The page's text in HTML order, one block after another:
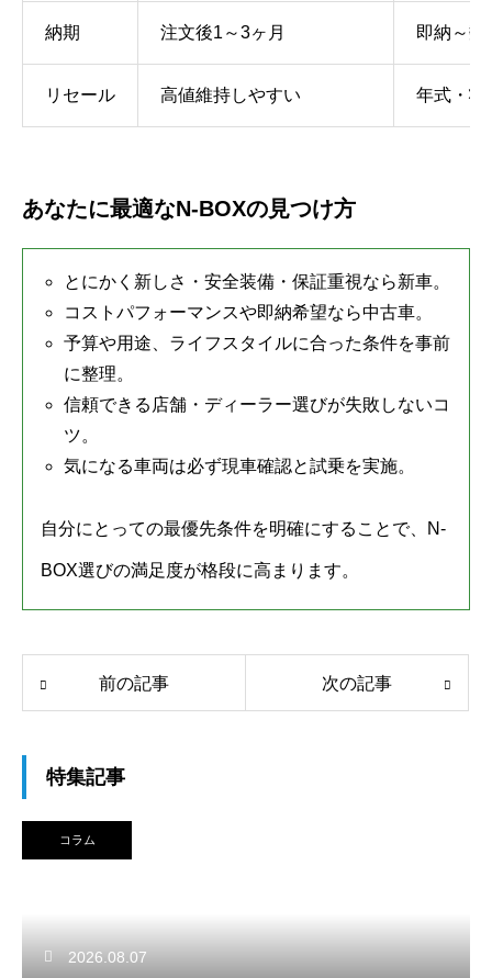
納期 注文後1～3ヶ月 即納～数
リセール 高値維持しやすい 年式・状
あなたに最適なN-BOXの見つけ方
とにかく新しさ・安全装備・保証重視なら新車。
コストパフォーマンスや即納希望なら中古車。
予算や用途、ライフスタイルに合った条件を事前
に整理。
信頼できる店舗・ディーラー選びが失敗しないコ
ツ。
気になる車両は必ず現車確認と試乗を実施。
自分にとっての最優先条件を明確にすることで、N-
BOX選びの満足度が格段に高まります。
前の記事 次の記事
特集記事
コラム
2026.08.07